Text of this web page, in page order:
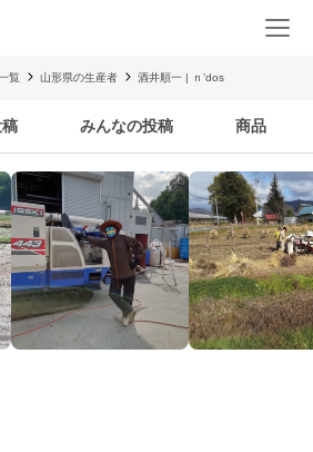
覧 山形県の生産者 酒井順一 | ｎ’dos
みんなの投稿 商品